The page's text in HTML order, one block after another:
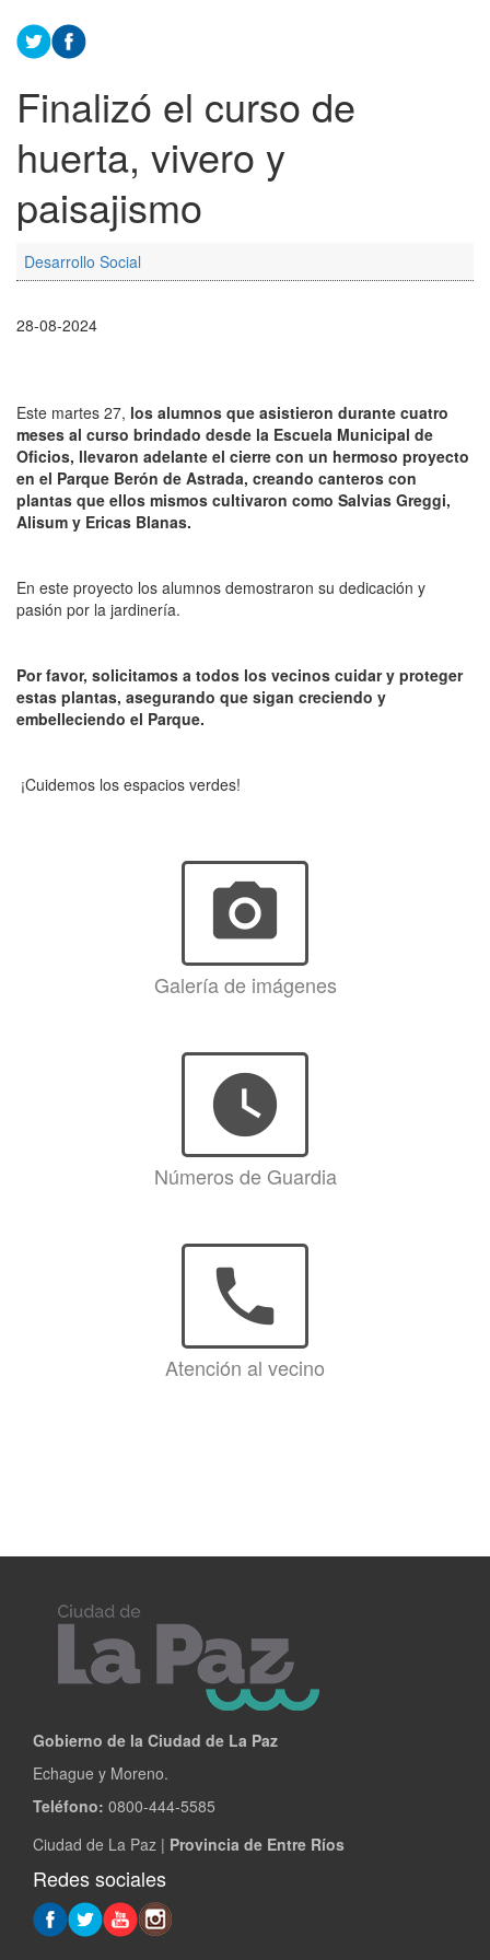
Finalizó el curso de
huerta, vivero y
paisajismo
Desarrollo Social
28-08-2024
Este martes 27, los alumnos que asistieron durante cuatro
meses al curso brindado desde la Escuela Municipal de
Oficios, llevaron adelante el cierre con un hermoso proyecto
en el Parque Berón de Astrada, creando canteros con
plantas que ellos mismos cultivaron como Salvias Greggi,
Alisum y Ericas Blanas.
En este proyecto los alumnos demostraron su dedicación y
pasión por la jardinería.
Por favor, solicitamos a todos los vecinos cuidar y proteger
estas plantas, asegurando que sigan creciendo y
embelleciendo el Parque.
¡Cuidemos los espacios verdes!
photo_camera
Galería de imágenes
watch_later
Números de Guardia
phone
Atención al vecino
Gobierno de la Ciudad de La Paz
Echague y Moreno.
Teléfono: 0800-444-5585
Ciudad de La Paz | Provincia de Entre Ríos
Redes sociales